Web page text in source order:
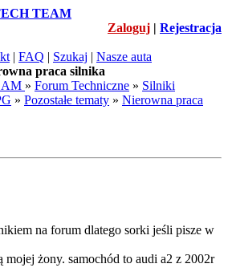
TEAM
Zaloguj | Rejestracja
| FAQ | Szukaj | Nasze auta
praca silnika
» Forum Techniczne » Silniki
» Pozostałe tematy » Nierowna praca
na forum dlatego sorki jeśli pisze w
mojej żony. samochód to audi a2 z 2002r